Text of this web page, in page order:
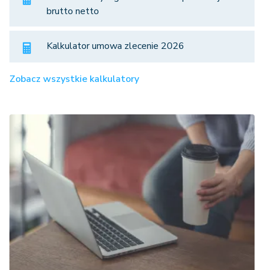
brutto netto
Kalkulator umowa zlecenie 2026
Zobacz wszystkie kalkulatory